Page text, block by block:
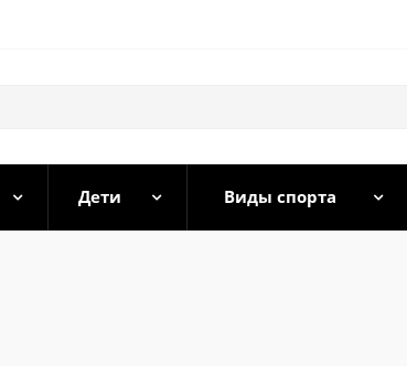
Дети Виды спорта